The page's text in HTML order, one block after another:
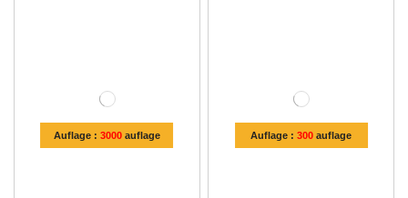
Auflage : 3000auflage Auflage :300 auflage